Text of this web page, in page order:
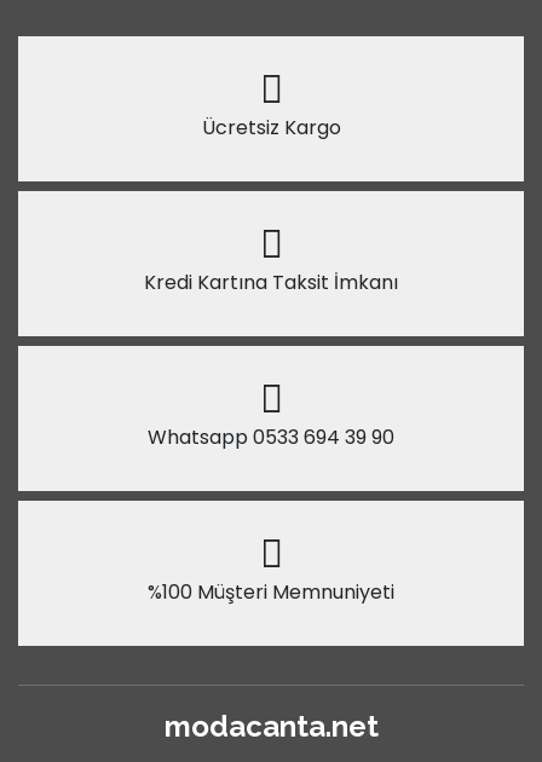
Ücretsiz Kargo
Kredi Kartına Taksit İmkanı
Whatsapp 0533 694 39 90
%100 Müşteri Memnuniyeti
modacanta.net